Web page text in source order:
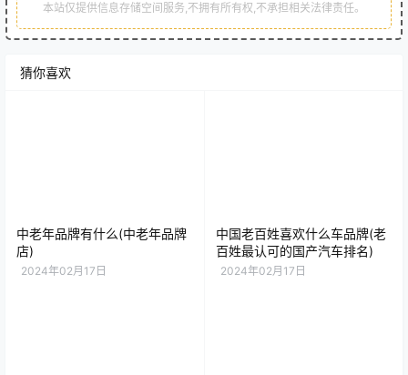
本站仅提供信息存储空间服务,不拥有所有权,不承担相关法律责任。
猜你喜欢
中老年品牌有什么(中老年品牌
店)
2024年02月17日
中国老百姓喜欢什么车品牌(老
百姓最认可的国产汽车排名)
2024年02月17日